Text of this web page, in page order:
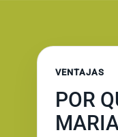
VENTAJAS
POR